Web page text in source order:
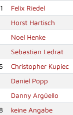
Felix Riedel
Horst Hartisch
Noel Henke
Sebastian Ledrat
Christopher Kupiec
Daniel Popp
Danny Argüello
keine Angabe